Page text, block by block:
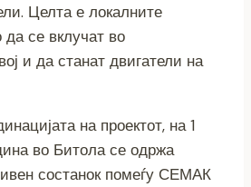
Целта е локалните
се вклучат во
и да станат двигатели на
на проектот, на 1
во Битола се одржа
состанок помеѓу СЕМАК